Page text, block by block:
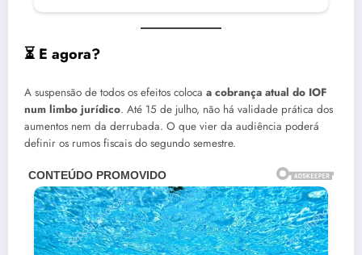
⏳ E agora?
A suspensão de todos os efeitos coloca a cobrança atual do IOF
num limbo jurídico. Até 15 de julho, não há validade prática dos
aumentos nem da derrubada. O que vier da audiência poderá
definir os rumos fiscais do segundo semestre.